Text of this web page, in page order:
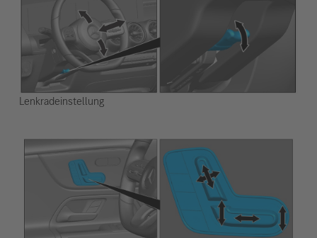
Lenkradeinstellung